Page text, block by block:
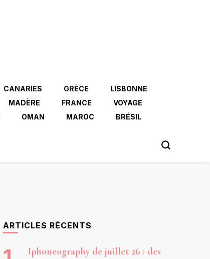
CANARIES GRÈCE
LISBONNE
MADÈRE FRANCE
VOYAGE
OMAN MAROC
BRÉSIL
ARTICLES RÉCENTS
Iphoneography de juillet 26 : des